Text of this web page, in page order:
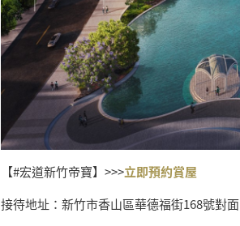
【#宏道新竹帝寶】>>>立即預約賞屋
接待地址：新竹市香山區華德福街168號對面